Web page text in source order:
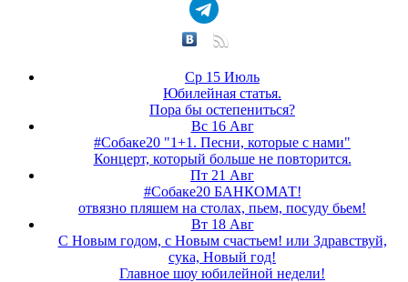
Ср 15 Июль
Юбилейная статья.
Пора бы остепениться?
Вс 16 Авг
#Собаке20 "1+1. Песни, которые с нами"
Концерт, который больше не повторится.
Пт 21 Авг
#Собаке20 БАНКОМАТ!
отвязно пляшем на столах, пьем, посуду бьем!
Вт 18 Авг
С Новым годом, с Новым счастьем! или Здравствуй,
сука, Новый год!
Главное шоу юбилейной недели!